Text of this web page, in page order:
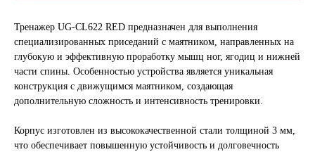
Тренажер UG-CL622 RED предназначен для выполнения
специализированных приседаний с маятником, направленных на
глубокую и эффективную проработку мышц ног, ягодиц и нижней
части спины. Особенностью устройства является уникальная
конструкция с движущимся маятником, создающая
дополнительную сложность и интенсивность тренировки.
Корпус изготовлен из высококачественной стали толщиной 3 мм,
что обеспечивает повышенную устойчивость и долговечность